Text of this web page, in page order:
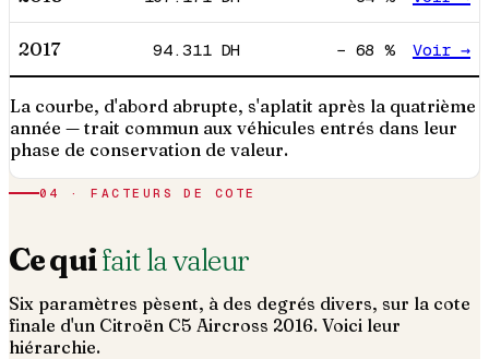
2017 94.311DH − 68 % Voir →
La courbe, d'abord abrupte, s'aplatit après la quatrième
année — trait commun aux véhicules entrés dans leur
phase de conservation de valeur.
04 · FACTEURS DE COTE
Ce quifait la valeur
Six paramètres pèsent, à des degrés divers, sur la cote
finale d'un Citroën C5 Aircross 2016. Voici leur
hiérarchie.